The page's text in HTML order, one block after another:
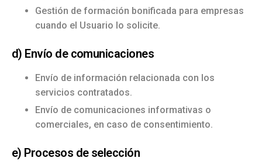
Gestión de formación bonificada para empresas
cuando el Usuario lo solicite.
d) Envío de comunicaciones
Envío de información relacionada con los
servicios contratados.
Envío de comunicaciones informativas o
comerciales, en caso de consentimiento.
e) Procesos de selección